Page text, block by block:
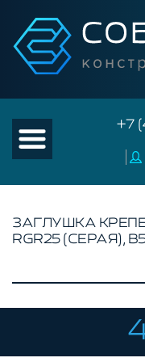
+7
КАТАЛОГ
КОНСТРУКЦИОННЫЙ
КОМПЛЕКТУЮЩИЕ К
ПРОФИЛЬНЫЕ
ЗАГЛУШКА
RGR25 (СЕРАЯ),